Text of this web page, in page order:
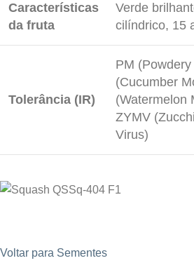
Características
da fruta
Verde
cilíndrico, 15
Tolerância (IR)
PM
(Cucumber
(Watermelon
ZYMV
Virus)
Voltar para Sementes